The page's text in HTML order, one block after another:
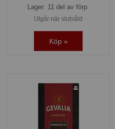
Lager: 11 del av förp.
Utgår när slutsåld
Köp »